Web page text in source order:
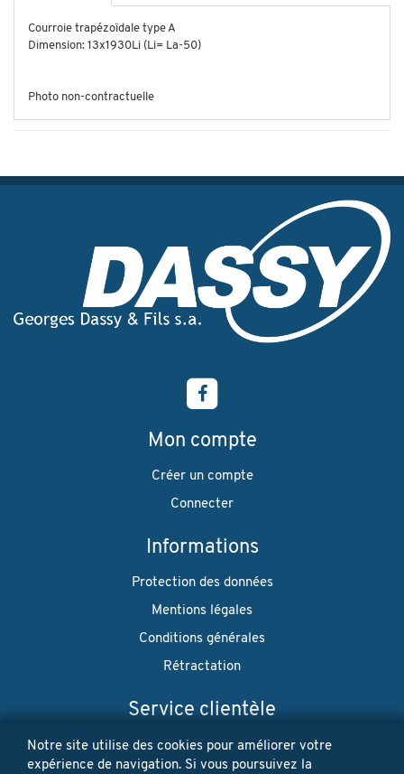
Courroie trapézoïdale type A
Dimension: 13x1930Li (Li= La-50)
Photo non-contractuelle
Mon compte
Créer un compte
Connecter
Informations
Protection des données
Mentions légales
Conditions générales
Rétractation
Service clientèle
Envoi
Notre site utilise des cookies pour améliorer votre
expérience de navigation. Si vous poursuivez la